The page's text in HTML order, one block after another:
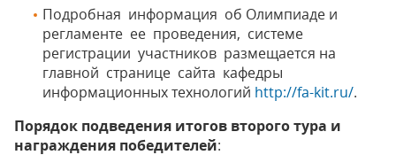
Подробная информация об Олимпиаде и
регламенте ее проведения, системе
регистрации участников размещается на
главной странице сайта кафедры
информационных технологий http://fa-kit.ru/.
Порядок подведения итогов второго тура и
награждения победителей: